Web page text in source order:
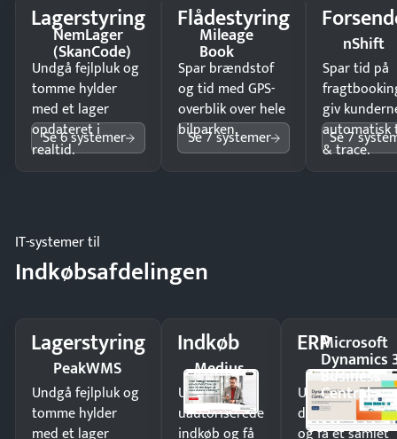
Lagerstyring
NemLager
(SkanCode)
Undgå fejlpluk og
tomme hylder
med et lager
opdateret i
realtid.
Se 6 systemer
Flådestyring
Mileage
Book
Spar brændstof
og tid med GPS-
overblik over hele
bilparken.
Se 7 systemer
nShift
Spar tid på
giv
automatisk
& trace.
Se 7
IT-systemer til
Indkøbsafdelingen
Lagerstyring
PeakWMS
Undgå fejlpluk og
tomme hylder
med et lager
Indkøb
Medius
Undgå
uautoriserede
indkøb og få
ERPMicrosoft
Dynamics
Business
Central
Undgå
og få ét samlet